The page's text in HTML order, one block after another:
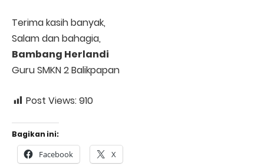
Terima kasih banyak,
Salam dan bahagia,
Bambang Herlandi
Guru SMKN 2 Balikpapan
Post Views:910
Bagikan ini:
Facebook X